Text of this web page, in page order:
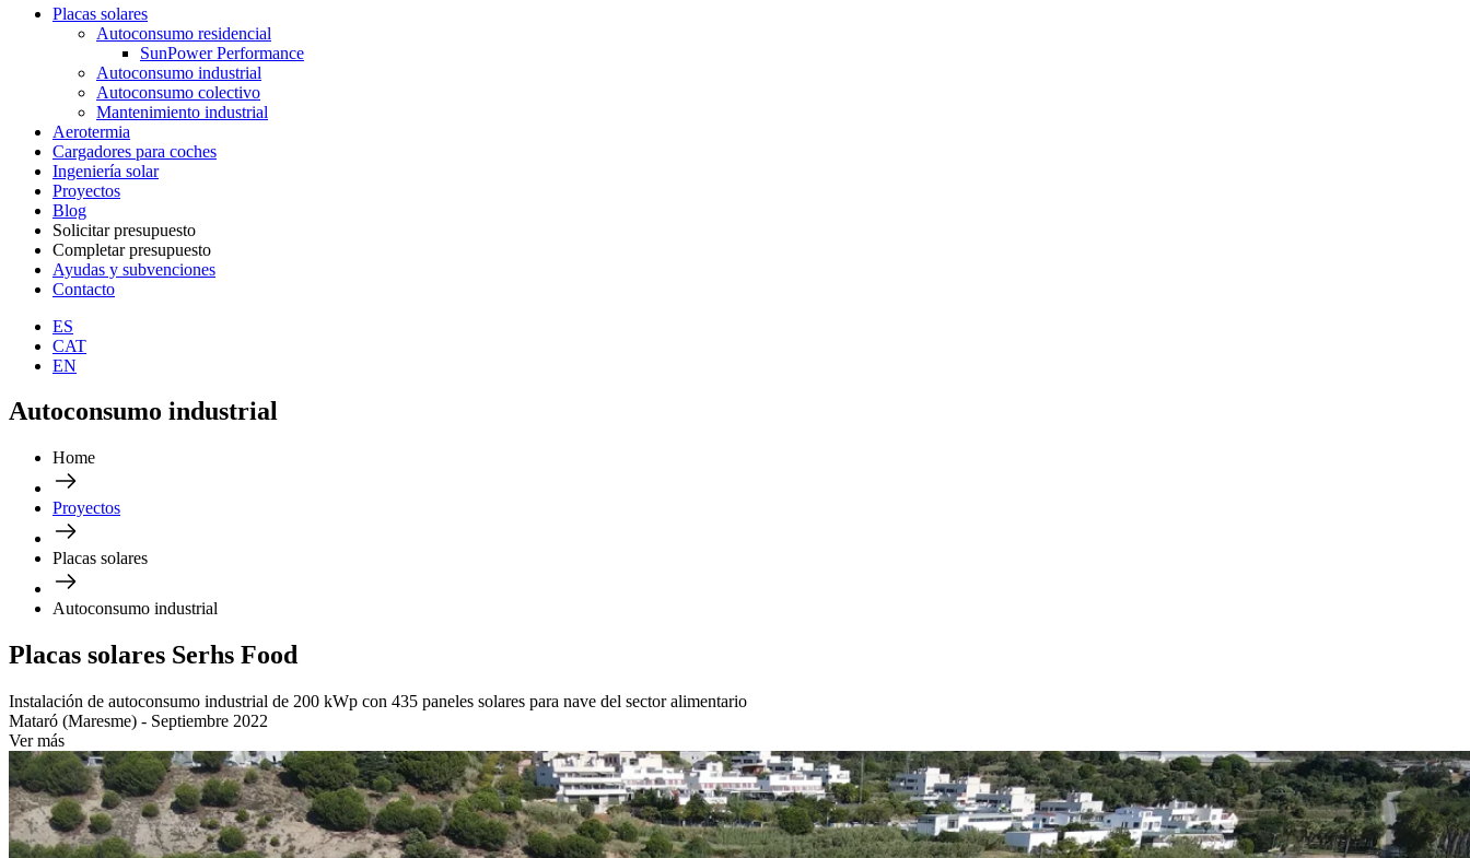
Placas solares
Autoconsumo residencial
SunPower Performance
Autoconsumo industrial
Autoconsumo colectivo
Mantenimiento industrial
Aerotermia
Cargadores para coches
Ingeniería solar
Proyectos
Blog
Solicitar presupuesto
Completar presupuesto
Ayudas y subvenciones
Contacto
ES
CAT
EN
Autoconsumo industrial
Home
Proyectos
Placas solares
Autoconsumo industrial
Placas solares Serhs Food
Instalación de autoconsumo industrial de 200 kWp con 435 paneles solares para nave del sector alimentario
Mataró (Maresme) - Septiembre 2022
Ver más